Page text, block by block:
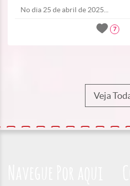
No dia 25 de abril de 2025...
7
Veja